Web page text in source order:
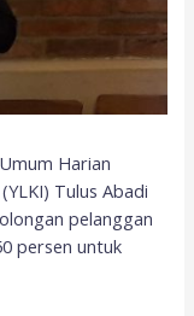
Harian
Tulus Abadi
pelanggan
persen untuk